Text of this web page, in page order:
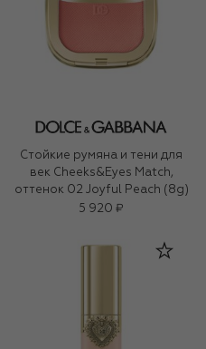
Стойкие румяна и тени для
век Cheeks&Eyes Match,
оттенок 02 Joyful Peach (8g)
5 920 ₽